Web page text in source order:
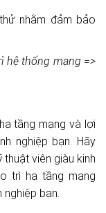
nhằm đảm bảo
hệ thống mạng =>
tầng mạng và lợi
nghiệp bạn. Hãy
viên giàu kinh
trì hạ tầng mạng
bạn.